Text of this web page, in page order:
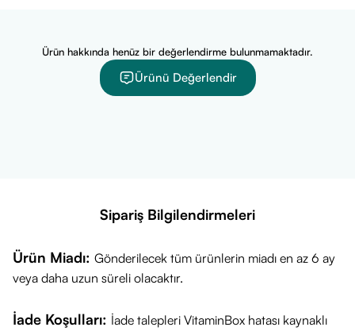
• Sade içerik yaklaşımı
• Takviye edici gıda kategorisinde yer alır
Sağlıklı günler dileriz!
Ürün hakkında henüz bir değerlendirme bulunmamaktadır.
Ürünü Değerlendir
Sipariş Bilgilendirmeleri
Ürün Miadı: Gönderilecek tüm ürünlerin miadı en az 6 ay
veya daha uzun süreli olacaktır.
İade Koşulları: İade talepleri VitaminBox hatası kaynaklı